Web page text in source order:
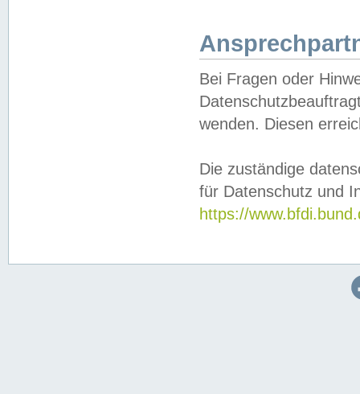
Bei Fragen oder
wenden. Diesen
Die zuständige
für Datenschutz und
https://